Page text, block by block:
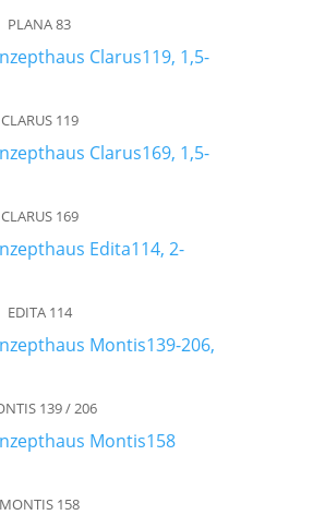
PLANA 83
CLARUS 119
CLARUS 169
EDITA 114
139 / 206
MONTIS 158